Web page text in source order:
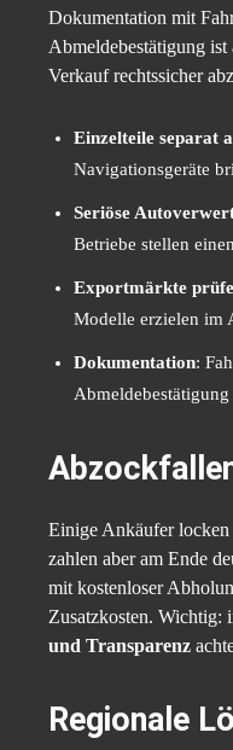
Dokumentation mit
Abmeldebestätigung ist
Verkauf rechtssicher
Einzelteile separat
Navigationsgeräte
Seriöse
Betriebe stellen
Exportmärkte
Modelle erzielen im
Dokumentation:
Einige Ankäufer locken
zahlen aber am Ende
mit kostenloser
Zusatzkosten. Wichtig:
und Transparenz
Regionale